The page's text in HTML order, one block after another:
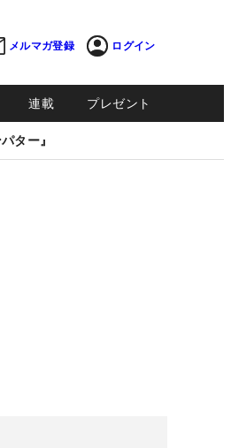
メルマガ登録 ログイン
連載 プレゼント
ター』